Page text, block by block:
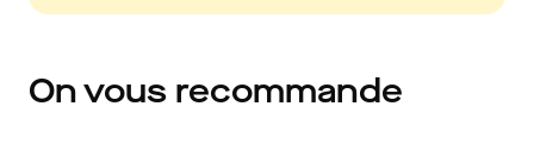
On vous recommande